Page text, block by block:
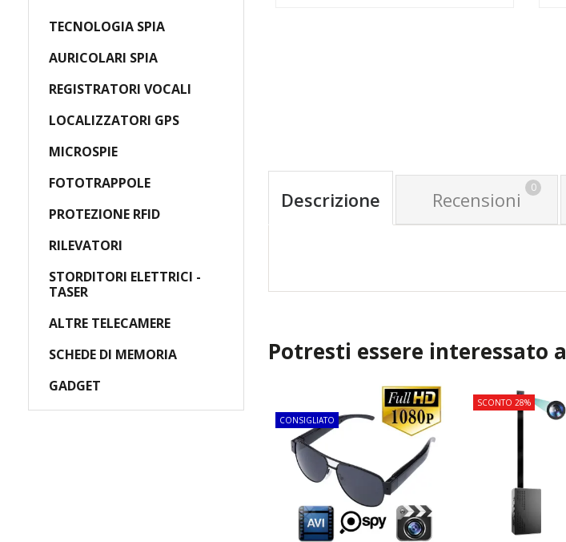
AGGIUNGI AL CARRELLO
Descrizione Recensioni
0
Potresti essere interessato a
CONSIGLIATO
SCONTO 28%
TECNOLOGIA SPIA
AURICOLARI SPIA
REGISTRATORI VOCALI
LOCALIZZATORI GPS
MICROSPIE
FOTOTRAPPOLE
PROTEZIONE RFID
RILEVATORI
STORDITORI ELETTRICI -
TASER
ALTRE TELECAMERE
SCHEDE DI MEMORIA
GADGET